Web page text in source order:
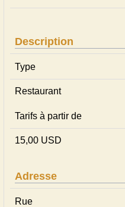
Description
Type
Restaurant
Tarifs à partir de
15,00 USD
Adresse
Rue